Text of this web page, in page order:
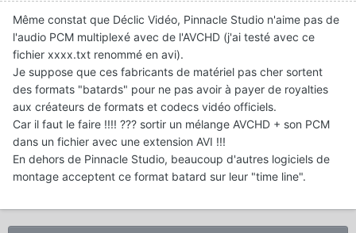
Même constat que Déclic Vidéo, Pinnacle Studio n'aime pas de
l'audio PCM multiplexé avec de l'AVCHD (j'ai testé avec ce
fichier xxxx.txt renommé en avi).
Je suppose que ces fabricants de matériel pas cher sortent
des formats "batards" pour ne pas avoir à payer de royalties
aux créateurs de formats et codecs vidéo officiels.
Car il faut le faire !!!! ??? sortir un mélange AVCHD + son PCM
dans un fichier avec une extension AVI !!!
En dehors de Pinnacle Studio, beaucoup d'autres logiciels de
montage acceptent ce format batard sur leur "time line".